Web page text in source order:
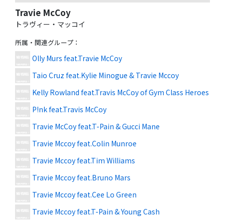
Travie McCoy
トラヴィー・マッコイ
所属・関連グループ ：
Olly Murs feat.Travie McCoy
Taio Cruz feat.Kylie Minogue & Travie Mccoy
Kelly Rowland feat.Travis McCoy of Gym Class Heroes
P!nk feat.Travis McCoy
Travie McCoy feat.T-Pain & Gucci Mane
Travie Mccoy feat.Colin Munroe
Travie Mccoy feat.Tim Williams
Travie Mccoy feat.Bruno Mars
Travie Mccoy feat.Cee Lo Green
Travie Mccoy feat.T-Pain & Young Cash